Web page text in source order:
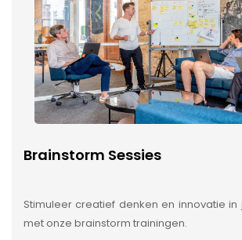
Brainstorm Sessies
Stimuleer creatief denken en innovatie
met onze brainstorm trainingen.